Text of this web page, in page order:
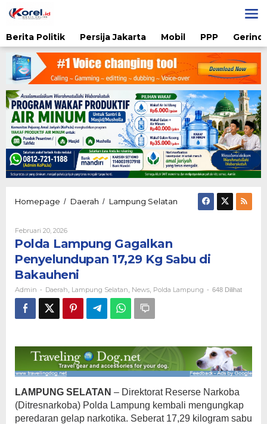
ke
Berita Politik
Persija Jakarta Mobil PPP
Homepage / Daerah / Lampung Selatan
Lampung
Kg
Sabu
Bakauheni
Februari 20, 2026Oleh
Polda Lampung Gagalkan
Penyelundupan 17,29 Kg Sabu di
Bakauheni
Admin - Daerah Lampung Selatan News Polda Lampung - 648 Dilihat
LAMPUNG SELATAN – Direktorat Reserse Narkoba
(Ditresnarkoba) Polda Lampung kembali mengungkap
peredaran gelap narkotika. Seberat 17,29 kilogram sabu